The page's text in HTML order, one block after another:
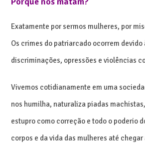
Exatamente por sermos mulheres, por
Os crimes do patriarcado ocorrem devido
discriminações, opressões e violências
Vivemos cotidianamente em uma
nos humilha, naturaliza piadas
estupro como correção e todo o poderio
corpos e da vida das mulheres até